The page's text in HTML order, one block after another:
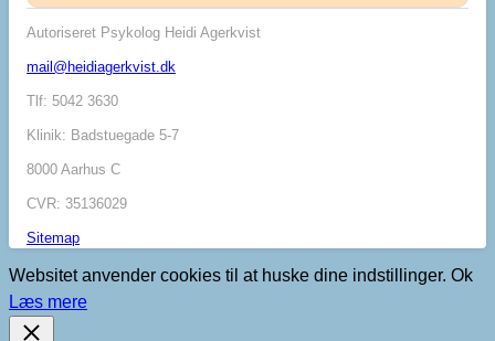
Autoriseret Psykolog Heidi Agerkvist
mail@heidiagerkvist.dk
Tlf: 5042 3630
Klinik: Badstuegade 5-7
8000 Aarhus C
CVR: 35136029
Sitemap
Websitet anvender cookies til at huske dine indstillinger. Ok
Læs mere